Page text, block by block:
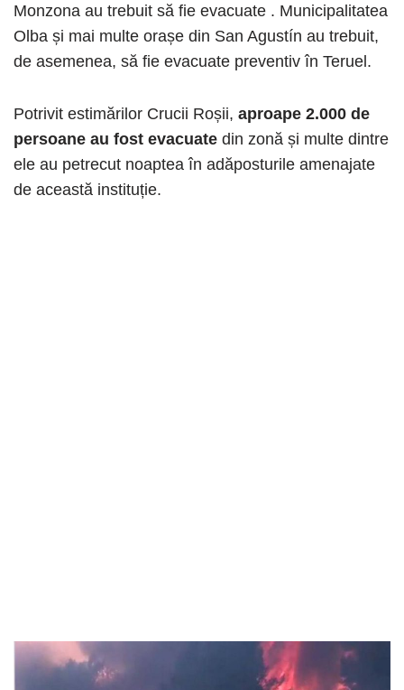
Monzona au trebuit să fie evacuate . Municipalitatea
Olba și mai multe orașe din San Agustín au trebuit,
de asemenea, să fie evacuate preventiv în Teruel.
Potrivit estimărilor Crucii Roșii, aproape 2.000 de
persoane au fost evacuate din zonă și multe dintre
ele au petrecut noaptea în adăposturile amenajate
de această instituție.